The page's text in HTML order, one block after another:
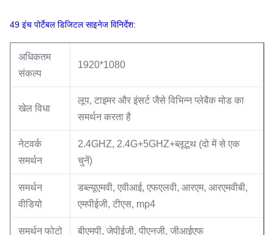
49 इंच पोर्टेबल डिजिटल साइनेज विनिर्देश:
अधिकतम
संकल्प
1920*1080
खेल विधा
लूप, टाइमर और इंसर्ट जैसे विभिन्न प्लेबैक मोड का
समर्थन करता है
नेटवर्क
समर्थन
2.4GHZ, 2.4G+5GHZ+ब्लूटूथ (दो में से एक
चुनें)
समर्थन
वीडियो
डब्ल्यूएमवी, एवीआई, एफएलवी, आरएम, आरएमवीबी,
एमपीईजी, टीएस, mp4
समर्थन फोटो बीएमपी, जेपीईजी, पीएनजी, जीआईएफ